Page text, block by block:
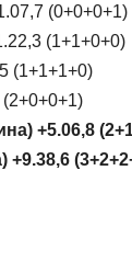
(0+0+0+1)
(1+1+0+0)
(1+1+1+0)
+5.06,8